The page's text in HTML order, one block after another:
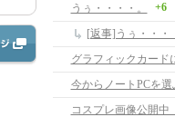
うぅ・・・・。
+6
[返事]うぅ・・・
グラフィックカード
今からノートPCを選
コスプレ画像公開中